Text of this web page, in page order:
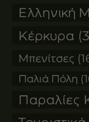
Ελληνική
Κέρκυρα
Μπενίτσες
Παλιά Πόλη
Παραλίες